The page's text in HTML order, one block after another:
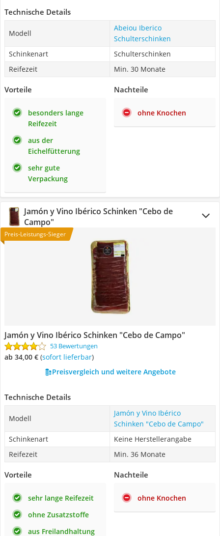
Technische Details
Modell
Abeiou Iberico
Schulterschinken
Schinkenart
Schulterschinken
Reifezeit
Min. 30 Monate
Vorteile
besonders lange
Reifezeit
aus der
Eichelfütterung
sehr gute
Verpackung
Nachteile
ohne Knochen
Jamón y Vino Ibérico Schinken "Cebo de
Campo"
Preis-Leistungs-Sieger
Jamón y Vino Ibérico Schinken "Cebo de Campo"
53 Bewertungen
ab 34,00 € ( Sofort lieferbar)
Preisvergleich und weitere Angebote
Technische Details
Modell
Jamón y Vino Ibérico
Schinken "Cebo de Campo"
Schinkenart
Keine Herstellerangabe
Reifezeit
Min. 36 Monate
Vorteile
sehr lange Reifezeit
ohne Zusatzstoffe
aus Freilandhaltung
Nachteile
ohne Knochen